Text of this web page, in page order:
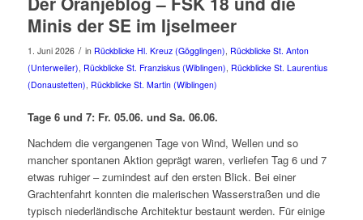
Minis der SE im Ijselmeer
1. Juni 2026 / in Rückblicke Hl. Kreuz (Gögglingen), Rückblicke St. Anton
(Unterweiler), Rückblicke St. Franziskus (Wiblingen), Rückblicke St. Laurentius
(Donaustetten), Rückblicke St. Martin (Wiblingen)
Tage 6 und 7: Fr. 05.06. und Sa. 06.06.
Nachdem die vergangenen Tage von Wind, Wellen und so
mancher spontanen Aktion geprägt waren, verliefen Tag 6 und 7
etwas ruhiger – zumindest auf den ersten Blick. Bei einer
Grachtenfahrt konnten die malerischen Wasserstraßen und die
typisch niederländische Architektur bestaunt werden. Für einige